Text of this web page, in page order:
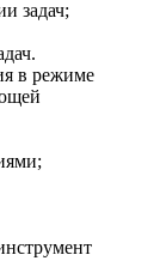
задач;
в режиме